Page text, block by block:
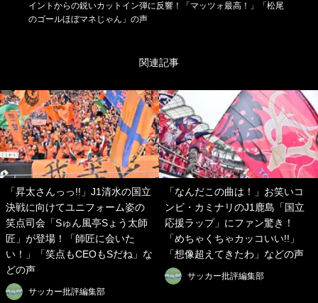
イントからの鋭いカットイン弾に反響！「マッツォ最高！」「松尾
のゴールほぼマネじゃん」の声
関連記事
「昇太さんっっ!!」J1清水の国立
決戦に向けてユニフォーム姿の
笑点司会「Sゅん風亭Sょう太師
匠」が登場！「師匠に会いた
い！」「笑点もCEOもSだね」な
どの声
サッカー批評編集部
「なんだこの曲は！」お笑いコ
ンビ・カミナリのJ1鹿島「国立
応援ラップ」にファン驚き！
「めちゃくちゃカッコいい!!」
「想像超えてきたわ」などの声
サッカー批評編集部